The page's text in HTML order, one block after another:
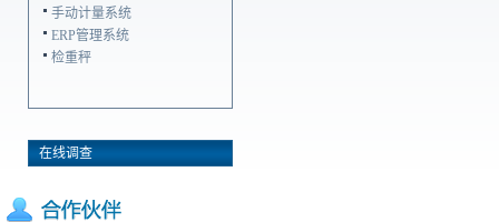
手动计量系统
ERP管理系统
检重秤
在线调查